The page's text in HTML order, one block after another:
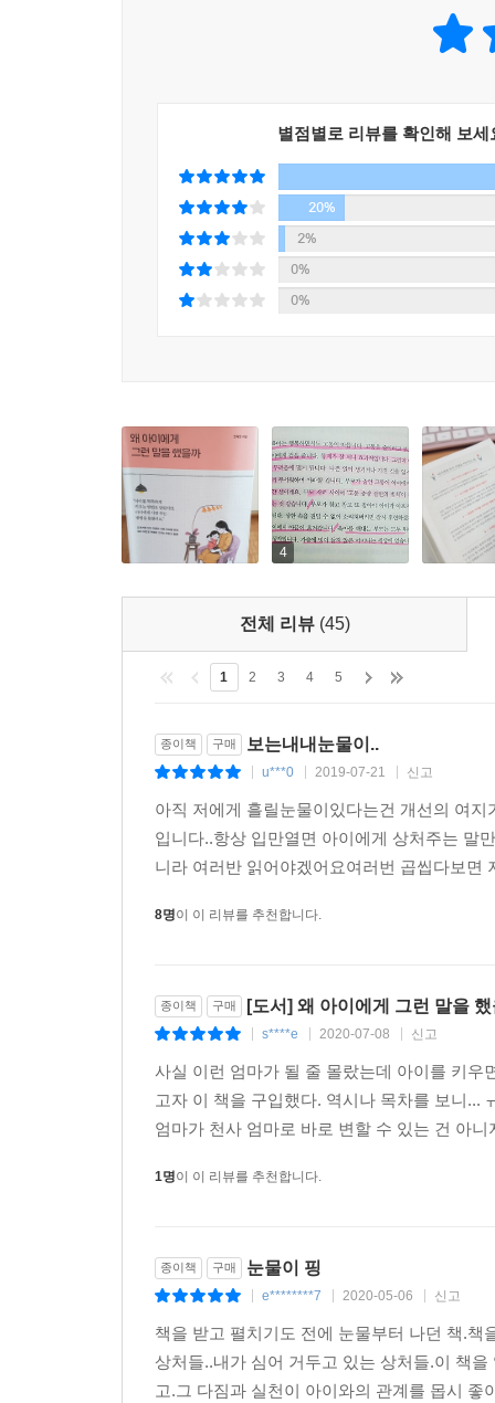
---「아이에게 자기 사랑을 가르치지 않았습니다」
에게 ‘네 가슴속에 있는 부끄러운 감정은 나쁜 거
심리치료사 카렌 코에닉은 이렇게 말했습니다.
“‘그렇게 느끼면 안 돼’라는 말은 부모가 자녀에게
아이의 감정이 ‘틀린 것’이라고 말하면 최악이라
되기 때문이죠.
---「아이의 절반만 사랑했습니다」중에서
뜻이 숨어 있기 때문입니다.
넌 생각이 부족해. (자존감 저격)
네 생각대로 하면 문제가 생겨. (불안감 유발)
넌 나보다 열등해. (깎아내림)
공중에서 여러 조각으로 분해되어 다수의 목표
어?”는 영락없는 ‘다탄두 미사일’입니다. 아이의
를 냅니다. 또 아이의 능력이나 판단력이 부 족하
만 힐난의 기운 이 너무 강해서 부모의 그 안타까
---「반대로 되는 말을 많이 했습니다」중에서
아이의 안전을 위해 꼭 필요한 말입니다. 그러나
가장 강력한 말은 “위험해”입니다. 그 말에는 아
세상은 아주 무서운 곳이야. 긴장 풀지 마. (긴장감
세상이 위험하다고 믿게 되면 아이는 불안감에
람들을 두려워하는 아이는 유능한 사회 구성원
부모가 세상이 위험하다고 경고할수록 아 이들
이 위험한 것도 사실이니까요. 그럼 어떻게 해야
“위험해.” → “조심해서 해봐.”
키지 않으니 좋은 표현입니다.
---「두려움 속에서 살도록 가르쳤습니다」중에서
자아도취는 불안감을 키웁니다. 내가 평범하다
장대 끝에 올라서 있는 것처럼 불안하지요. 그런
별점별로 리뷰를 확인해 보세
20%
2%
0%
0%
4
전체 리뷰 (45)
1 2 3 4 5
종이책 구매 보는내내눈물이..
u***0 2019-07-21 신고
아직 저에게 흘릴눈물이있다는건 개선의 여
입니다..항상 입만열면 아이에게 상처주는 말
니라 여러반 읽어야겠어요여러번 곱씹다보면
8명이 이 리뷰를 추천합니다.
종이책 구매 [도서] 왜 아이에게 그런 말을
s****e 2020-07-08 신고
사실 이런 엄마가 될 줄 몰랐는데 아이를 키우
고자 이 책을 구입했다. 역시나 목차를 보니...
엄마가 천사 엄마로 바로 변할 수 있는 건 아
1명이 이 리뷰를 추천합니다.
종이책 구매 눈물이 핑
e********7 2020-05-06 신고
책을 받고 펼치기도 전에 눈물부터 나던 책.
상처들..내가 심어 거두고 있는 상처들.이 책
고.그 다짐과 실천이 아이와의 관계를 몹시